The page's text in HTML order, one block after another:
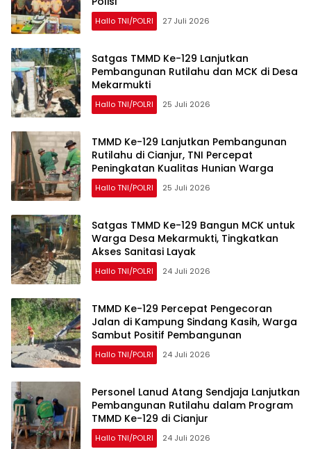
Hallo TNI/POLRI 27 Juli 2026
Satgas TMMD Ke-129 Lanjutkan
Pembangunan Rutilahu dan MCK di Desa
Mekarmukti
Hallo TNI/POLRI 25 Juli 2026
TMMD Ke-129 Lanjutkan Pembangunan
Rutilahu di Cianjur, TNI Percepat
Peningkatan Kualitas Hunian Warga
Hallo TNI/POLRI 25 Juli 2026
Satgas TMMD Ke-129 Bangun MCK untuk
Warga Desa Mekarmukti, Tingkatkan
Akses Sanitasi Layak
Hallo TNI/POLRI 24 Juli 2026
TMMD Ke-129 Percepat Pengecoran
Jalan di Kampung Sindang Kasih, Warga
Sambut Positif Pembangunan
Hallo TNI/POLRI 24 Juli 2026
Personel Lanud Atang Sendjaja Lanjutkan
Pembangunan Rutilahu dalam Program
TMMD Ke-129 di Cianjur
Hallo TNI/POLRI 24 Juli 2026